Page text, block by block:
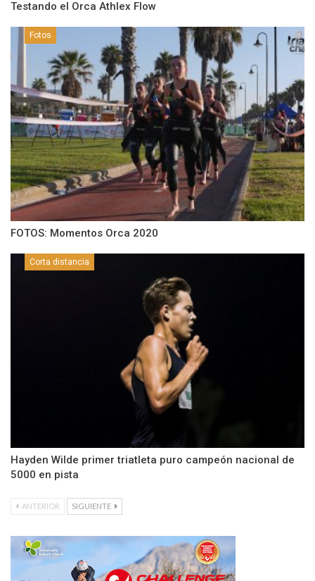
Testando el Orca Athlex Flow
Fotos
FOTOS: Momentos Orca 2020
Corta distancia
Hayden Wilde primer triatleta puro campeón nacional de
5000 en pista
ANTERIOR SIGUIENTE